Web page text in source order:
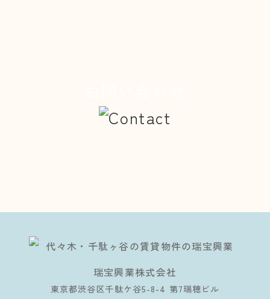
瑞宝興業株式会社
東京都渋谷区千駄ケ谷5-8-4 第7瑞穂ビル